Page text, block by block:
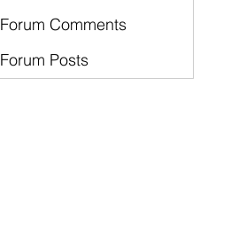
Forum Comments
Forum Posts